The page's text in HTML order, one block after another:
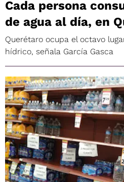
Cada persona
de agua al día, en
Querétaro ocupa el octavo
hídrico, señala García Gasca